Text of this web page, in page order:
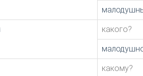
какого?
какому?